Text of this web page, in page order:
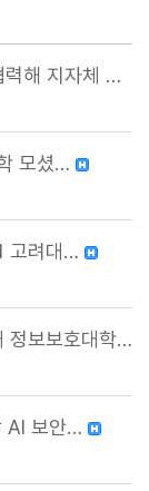
[데일리한국] 지역정보개발원, 고려대와 협력해 지자체 …
모셨…
고려대…
[아주경제] 광장, 한국사내변호사회·고려대 정보보호대학…
AI 보안…